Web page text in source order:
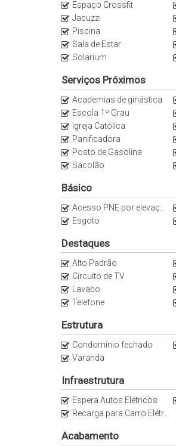
✔ Piscina adulto
✔ Piscina aquecida
✔ Piscina infantil
✔ Spa
✔ Brinquedoteca
✔ Espaço pet
✔ Quiosques com
✔ Bicicletas para uso dos
✔ Espaço coworking/
✔ Carregador para veículos
✔ Áreas comuns entregues
OATLANTIS HOME CLUB
natureza, em uma das
📞 Entre em contato e
uma estrutura completa
Espaço Crossfit
Jacuzzi
Piscina
Sala de Estar
Solarium
Serviços Próximos
Academias de ginástica
Escola 1º Grau
Igreja Católica
Panificadora
Posto de Gasolina
Sacolão
Básico
Acesso PNE por elevação
Esgoto
Destaques
Alto Padrão
Circuito de TV
Lavabo
Telefone
Estrutura
Condomínio fechado
Varanda
Infraestrutura
Espera Autos Elétricos
Recarga para Carro Elétrico
Acabamento